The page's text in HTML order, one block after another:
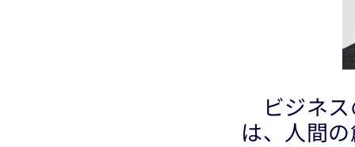
ビジネ
は、人間